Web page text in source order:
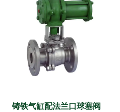
铸铁气缸配法兰口球塞阀